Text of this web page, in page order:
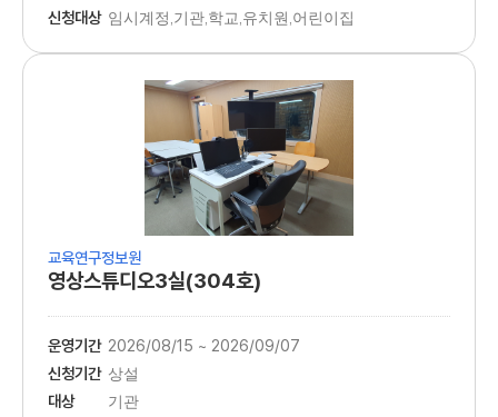
신청대상 임시계정,기관,학교,유치원,어린이집
교육연구정보원
영상스튜디오3실(304호)
운영기간 2026/08/15 ~ 2026/09/07
신청기간 상설
대상 기관